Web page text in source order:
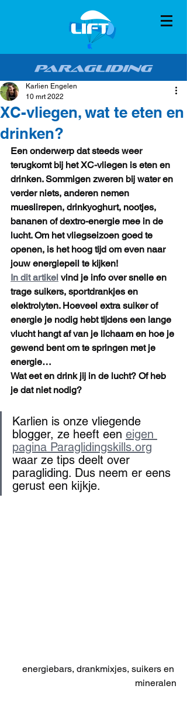
XC-vliegen, wat te eten en
drinken?
Karlien Engelen
10 mrt 2022
Een onderwerp dat steeds weer
terugkomt bij het XC-vliegen is eten en
drinken. Sommigen zweren bij water en
verder niets, anderen nemen
mueslirepen, drinkyoghurt, nootjes,
bananen of dextro-energie mee in de
lucht. Om het vliegseizoen goed te
openen, is het hoog tijd om even naar
jouw energiepeil te kijken!
In dit artikel vind je info over snelle en
trage suikers, sportdrankjes en
elektrolyten. Hoeveel extra suiker of
energie je nodig hebt tijdens een lange
vlucht hangt af van je lichaam en hoe je
gewend bent om te springen met je
energie…
Wat eet en drink jij in de lucht? Of heb
je dat niet nodig?
Karlien is onze vliegende
blogger, ze heeft een eigen
pagina Paraglidingskills.org
waar ze tips deelt over
paragliding. Dus neem er eens
gerust een kijkje.
energiebars, drankmixjes, suikers en
mineralen